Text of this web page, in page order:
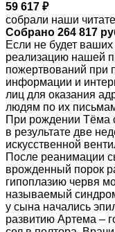
59 617 ₽
собрали наши
Собрано 264 817
Если не будет
реализацию нашей
пожертвований при
информации и
лиц для оказания
людям по их
При рождении Тёма
в результате две
искусственной
После реанимации
врожденный порок
гипоплазию червя
называемый
у сына начались
развитию Артема –